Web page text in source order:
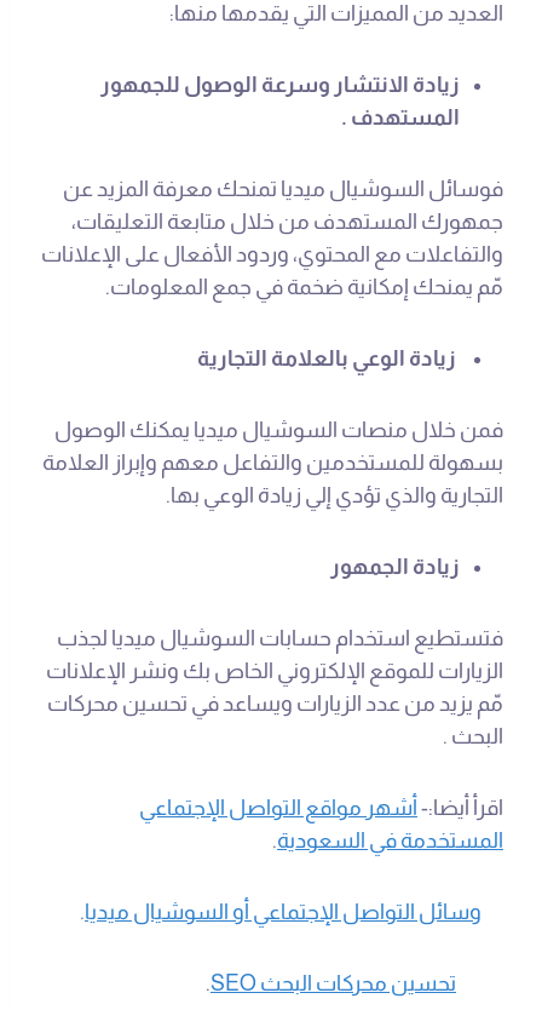
العديد من المميزات التي يقدمها منها:
زيادة الانتشار وسرعة الوصول للجمهور
المستهدف .
فوسائل السوشيال ميديا تمنحك معرفة المزيد عن
جمهورك المستهدف من خلال متابعة التعليقات،
والتفاعلات مع المحتوي، وردود الأفعال على الإعلانات
مّم يمنحك إمكانية ضخمة في جمع المعلومات.
زيادة الوعي بالعلامة التجارية
فمن خلال منصات السوشيال ميديا يمكنك الوصول
بسهولة للمستخدمين والتفاعل معهم وإبراز العلامة
التجارية والذي تؤدي إلي زيادة الوعي بها.
زيادة الجمهور
فتستطيع استخدام حسابات السوشيال ميديا لجذب
الزيارات للموقع الإلكتروني الخاص بك ونشر الإعلانات
مّم يزيد من عدد الزيارات ويساعد في تحسين محركات
البحث .
اقرأ أيضا:- أشهر مواقع التواصل الإجتماعي
المستخدمة في السعودية.
وسائل التواصل الإجتماعي أو السوشيال ميديا.
تحسين محركات البحث SEO .